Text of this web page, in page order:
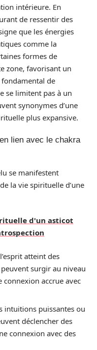
intérieure. En
de ressentir des
que les énergies
comme la
formes de
zone, favorisant un
de
se limitent pas à un
synonymes d’une
plus expansive.
lien avec le chakra
se manifestent
la vie spirituelle d’une
d'un asticot
atteint des
surgir au niveau
connexion accrue avec
intuitions puissantes ou
déclencher des
connexion avec des